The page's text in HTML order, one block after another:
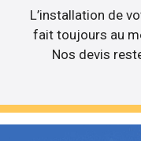
L’installation de
fait toujours au
Nos devis